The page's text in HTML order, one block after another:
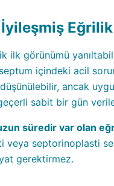
İyileşmiş
ilk görünümü
içindeki acil
ancak
sabit bir gün
süredir var olan
septorinoplasti
gerektirmez.